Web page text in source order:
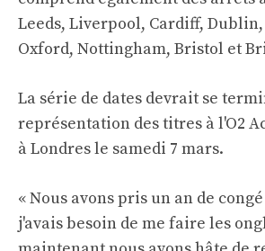
Leeds, Liverpool, Cardiff,
Oxford, Nottingham, Bristol et
La série de dates devrait se
représentation des titres à l'O2
à Londres le samedi 7 mars.
« Nous avons pris un an de
j'avais besoin de me faire les